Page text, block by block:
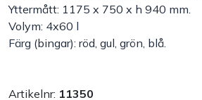
Plåtbyte
Yttermått: 1175 x 750 x h 940 mm.
Volym: 4x60 l
Färg (bingar): röd, gul, grön, blå.
Artikelnr: 11350